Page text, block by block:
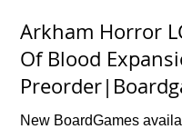
Arkham Horror
Of Blood
Order News
New BoardGames